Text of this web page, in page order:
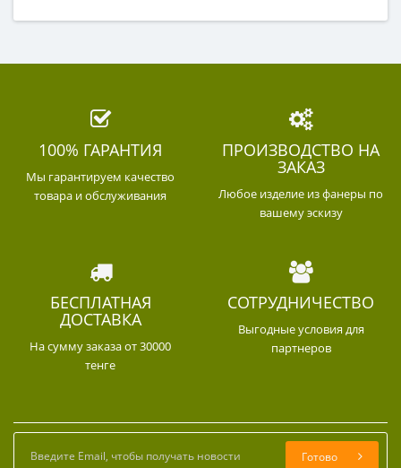
100% ГАРАНТИЯ
Мы гарантируем качество
товара и обслуживания
ПРОИЗВОДСТВО НА
ЗАКАЗ
Любое изделие из фанеры по
вашему эскизу
БЕСПЛАТНАЯ
ДОСТАВКА
На сумму заказа от 30000
тенге
СОТРУДНИЧЕСТВО
Выгодные условия для
партнеров
Готово